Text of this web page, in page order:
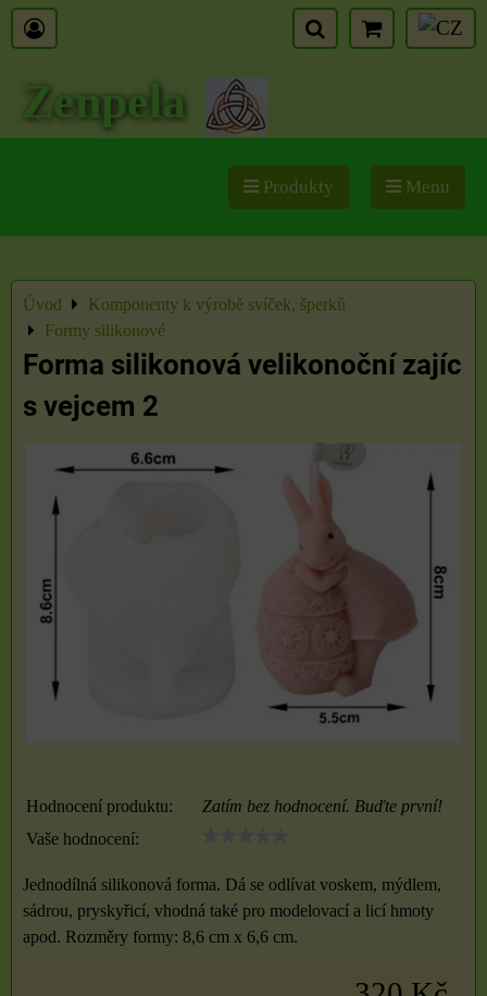
Zenpela
Produkty Menu
Úvod
Komponenty k výrobě svíček, šperků
Formy silikonové
Forma silikonová velikonoční zajíc
s vejcem 2
Hodnocení produktu:
Zatím bez hodnocení. Buďte první!
Vaše hodnocení:
Jednodílná silikonová forma. Dá se odlívat voskem, mýdlem,
sádrou, pryskyřicí, vhodná také pro modelovací a licí hmoty
apod. Rozměry formy: 8,6 cm x 6,6 cm.